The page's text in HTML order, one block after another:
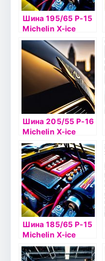
Шина 195/65 Р-15
Michelin X-ice
North 3 95Т TL
Шина 205/55 Р-16
Michelin X-ice
North 2 94Т б/к
шип
Шина 185/65 Р-15
Michelin X-ice
North 2 T92 б/к
шип